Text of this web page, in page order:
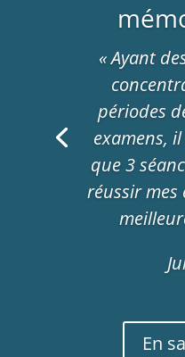
« Ayant
périodes
examens,
que 3
réussir mes
En
à la
« D’une
très
pouvoir
(ou
de
chaque
Jef